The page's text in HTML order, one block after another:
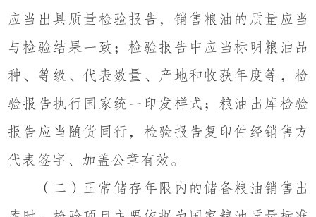
应当出具质量检验报告，销售粮油的质量应当
与检验结果一致；检验报告中应当标明粮油品
种、等级、代表数量、产地和收获年度等 ， 检
验报告执行国家统一印发样式；粮油出库检验
报告应当随货同行，检验报告复印件经销售方
代表签字、加盖公章有效。
（ 二） 正常储存年限内的储备粮油销售出